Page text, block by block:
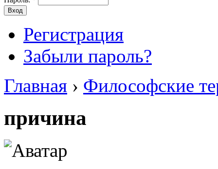
Регистрация
Забыли пароль?
Главная › Философские
причина